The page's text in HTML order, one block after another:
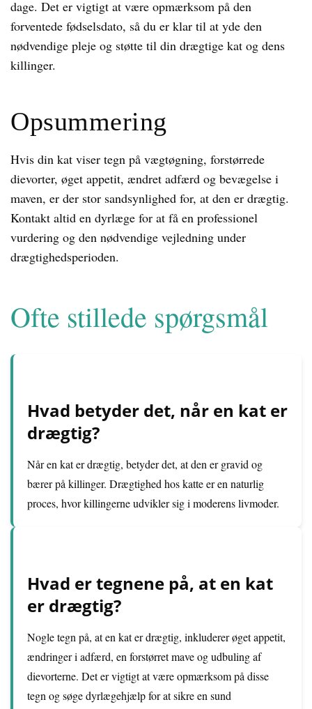
dage. Det er vigtigt at være opmærksom på den
forventede fødselsdato, så du er klar til at yde den
nødvendige pleje og støtte til din drægtige kat og dens
killinger.
Opsummering
Hvis din kat viser tegn på vægtøgning, forstørrede
dievorter, øget appetit, ændret adfærd og bevægelse i
maven, er der stor sandsynlighed for, at den er drægtig.
Kontakt altid en dyrlæge for at få en professionel
vurdering og den nødvendige vejledning under
drægtighedsperioden.
Ofte stillede spørgsmål
Hvad betyder det, når en kat er
drægtig?
Når en kat er drægtig, betyder det, at den er gravid og
bærer på killinger. Drægtighed hos katte er en naturlig
proces, hvor killingerne udvikler sig i moderens livmoder.
Hvad er tegnene på, at en kat
er drægtig?
Nogle tegn på, at en kat er drægtig, inkluderer øget appetit,
ændringer i adfærd, en forstørret mave og udbuling af
dievorterne. Det er vigtigt at være opmærksom på disse
tegn og søge dyrlægehjælp for at sikre en sund